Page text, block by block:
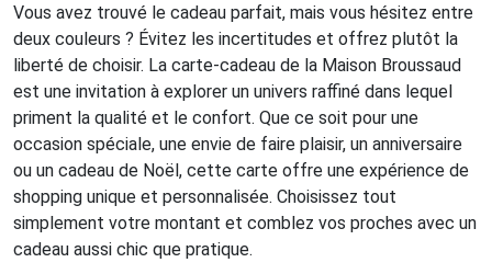
Vous avez trouvé le cadeau parfait, mais vous hésitez entre
deux couleurs ? Évitez les incertitudes et offrez plutôt la
liberté de choisir. La carte-cadeau de la Maison Broussaud
est une invitation à explorer un univers raffiné dans lequel
priment la qualité et le confort. Que ce soit pour une
occasion spéciale, une envie de faire plaisir, un anniversaire
ou un cadeau de Noël, cette carte offre une expérience de
shopping unique et personnalisée. Choisissez tout
simplement votre montant et comblez vos proches avec un
cadeau aussi chic que pratique.